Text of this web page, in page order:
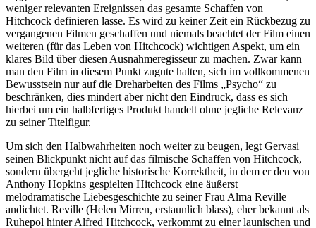
weniger relevanten Ereignissen das gesamte Schaffen von
Hitchcock definieren lasse. Es wird zu keiner Zeit ein Rückbezug zu
vergangenen Filmen geschaffen und niemals beachtet der Film einen
weiteren (für das Leben von Hitchcock) wichtigen Aspekt, um ein
klares Bild über diesen Ausnahmeregisseur zu machen. Zwar kann
man den Film in diesem Punkt zugute halten, sich im vollkommenen
Bewusstsein nur auf die Dreharbeiten des Films „Psycho“ zu
beschränken, dies mindert aber nicht den Eindruck, dass es sich
hierbei um ein halbfertiges Produkt handelt ohne jegliche Relevanz
zu seiner Titelfigur.
Um sich den Halbwahrheiten noch weiter zu beugen, legt Gervasi
seinen Blickpunkt nicht auf das filmische Schaffen von Hitchcock,
sondern übergeht jegliche historische Korrektheit, in dem er den von
Anthony Hopkins gespielten Hitchcock eine äußerst
melodramatische Liebesgeschichte zu seiner Frau Alma Reville
andichtet. Reville (Helen Mirren, erstaunlich blass), eher bekannt als
Ruhepol hinter Alfred Hitchcock, verkommt zu einer launischen und